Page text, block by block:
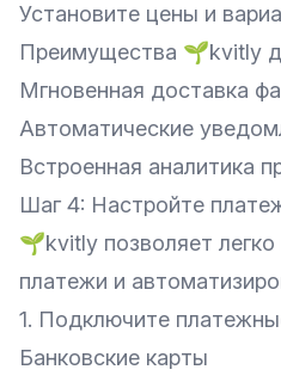
Установите цены и
Преимущества 🌱kvitly
Мгновенная доставка
Автоматические
Встроенная аналитика
Шаг 4: Настройте
🌱kvitly позволяет
платежи и
1. Подключите
Банковские карты